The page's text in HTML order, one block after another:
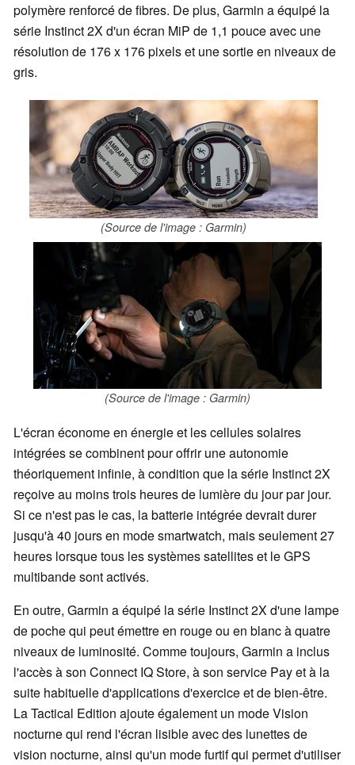
polymère renforcé de fibres. De plus, Garmin a équipé la
série Instinct 2X d'un écran MiP de 1,1 pouce avec une
résolution de 176 x 176 pixels et une sortie en niveaux de
gris.
(Source de l'image : Garmin)
(Source de l'image : Garmin)
L'écran économe en énergie et les cellules solaires
intégrées se combinent pour offrir une autonomie
théoriquement infinie, à condition que la série Instinct 2X
reçoive au moins trois heures de lumière du jour par jour.
Si ce n'est pas le cas, la batterie intégrée devrait durer
jusqu'à 40 jours en mode smartwatch, mais seulement 27
heures lorsque tous les systèmes satellites et le GPS
multibande sont activés.
En outre, Garmin a équipé la série Instinct 2X d'une lampe
de poche qui peut émettre en rouge ou en blanc à quatre
niveaux de luminosité. Comme toujours, Garmin a inclus
l'accès à son Connect IQ Store, à son service Pay et à la
suite habituelle d'applications d'exercice et de bien-être.
La Tactical Edition ajoute également un mode Vision
nocturne qui rend l'écran lisible avec des lunettes de
vision nocturne, ainsi qu'un mode furtif qui permet d'utiliser